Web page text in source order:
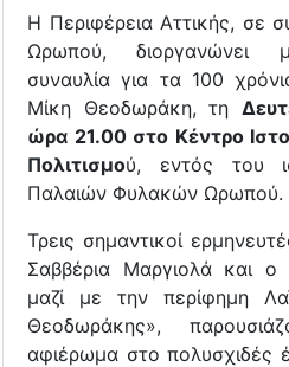
Η Περιφέρεια Αττικής, σε
Ωρωπού, διοργανώνει
συναυλία για τα 100
Μίκη Θεοδωράκη, τη
ώρα 21.00 στο Κέντρο
Πολιτισμού, εντός του
Παλαιών Φυλακών Ωρωπού.
Τρεις σημαντικοί
Σαββέρια Μαργιολά και
μαζί με την περίφημη
Θεοδωράκης»,
αφιέρωμα στο πολυσχιδές